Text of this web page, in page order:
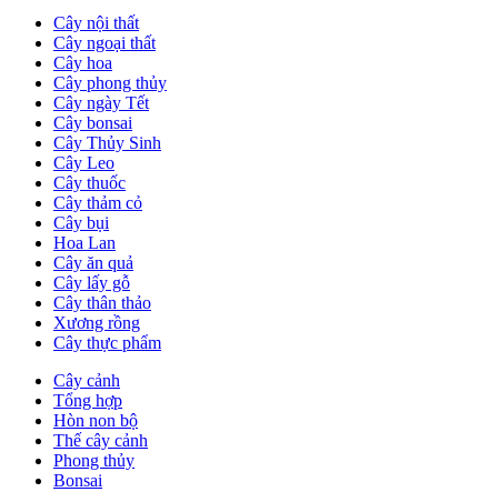
Cây nội thất
Cây ngoại thất
Cây hoa
Cây phong thủy
Cây ngày Tết
Cây bonsai
Cây Thủy Sinh
Cây Leo
Cây thuốc
Cây thảm cỏ
Cây bụi
Hoa Lan
Cây ăn quả
Cây lấy gỗ
Cây thân thảo
Xương rồng
Cây thực phẩm
Cây cảnh
Tổng hợp
Hòn non bộ
Thế cây cảnh
Phong thủy
Bonsai